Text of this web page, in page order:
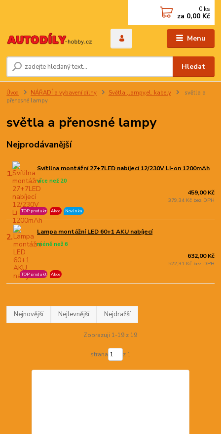
Menu
Hledat
0 ks
za 0,00 Kč
Úvod NÁŘADÍ a vybavení dílny Světla ,lampy,el. kabely
světla a
přenosné lampy
světla a přenosné lampy
Nejprodávanější
1. Svítilna montážní 27+7LED nabíjecí 12/230V Li-on 1200mAh
více než 20
TOP produkt Akce Novinka
459,00 Kč
379,34 Kč bez DPH
2. Lampa montážní LED 60+1 AKU nabíjecí
méně než 6
TOP produkt Akce
632,00 Kč
522,31 Kč bez DPH
Nejnovější Nejlevnější Nejdražší
Zobrazuji 1-19 z 19
strana z 1